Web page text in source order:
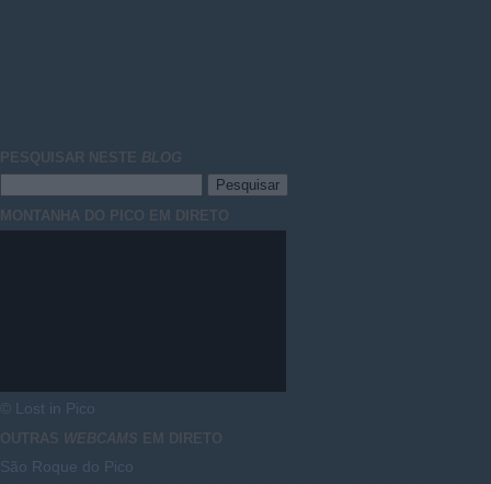
PESQUISAR NESTE BLOG
MONTANHA DO PICO EM DIRETO
© Lost in Pico
OUTRAS WEBCAMS EM DIRETO
São Roque do Pico